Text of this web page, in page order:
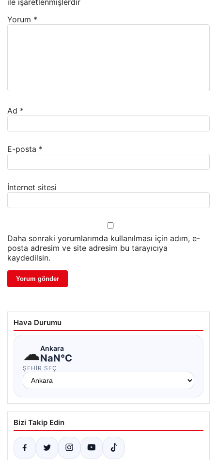
ile işaretlenmişlerdir
Yorum *
Ad *
E-posta *
İnternet sitesi
Daha sonraki yorumlarımda kullanılması için adım, e-
posta adresim ve site adresim bu tarayıcıya
kaydedilsin.
Hava Durumu
☁Ankara
NaN°C
ŞEHIR SEÇ
Bizi Takip Edin